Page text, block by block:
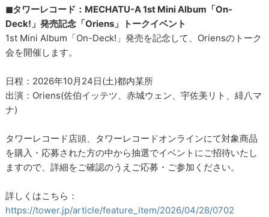
◼︎タワーレコード：MECHATU-A 1st Mini Album「On-
Deck!」発売記念「Oriens」トークイベント
1st Mini Album「On-Deck!」発売を記念して、Oriensのトーク
会を開催します。
日程：2026年10月24日(土)都内某所
出演：Oriens(佐伯イッテツ、赤城ウェン、宇佐美リト、緋八マ
ナ)
タワーレコード店頭、タワーレコードオンラインにて対象商品
を購入・応募された方の中から抽選でイベントにご招待いたし
ますので、詳細をご確認のうえご応募・ご参加ください。
詳しくはこちら：
https://tower.jp/article/feature_item/2026/04/28/0702